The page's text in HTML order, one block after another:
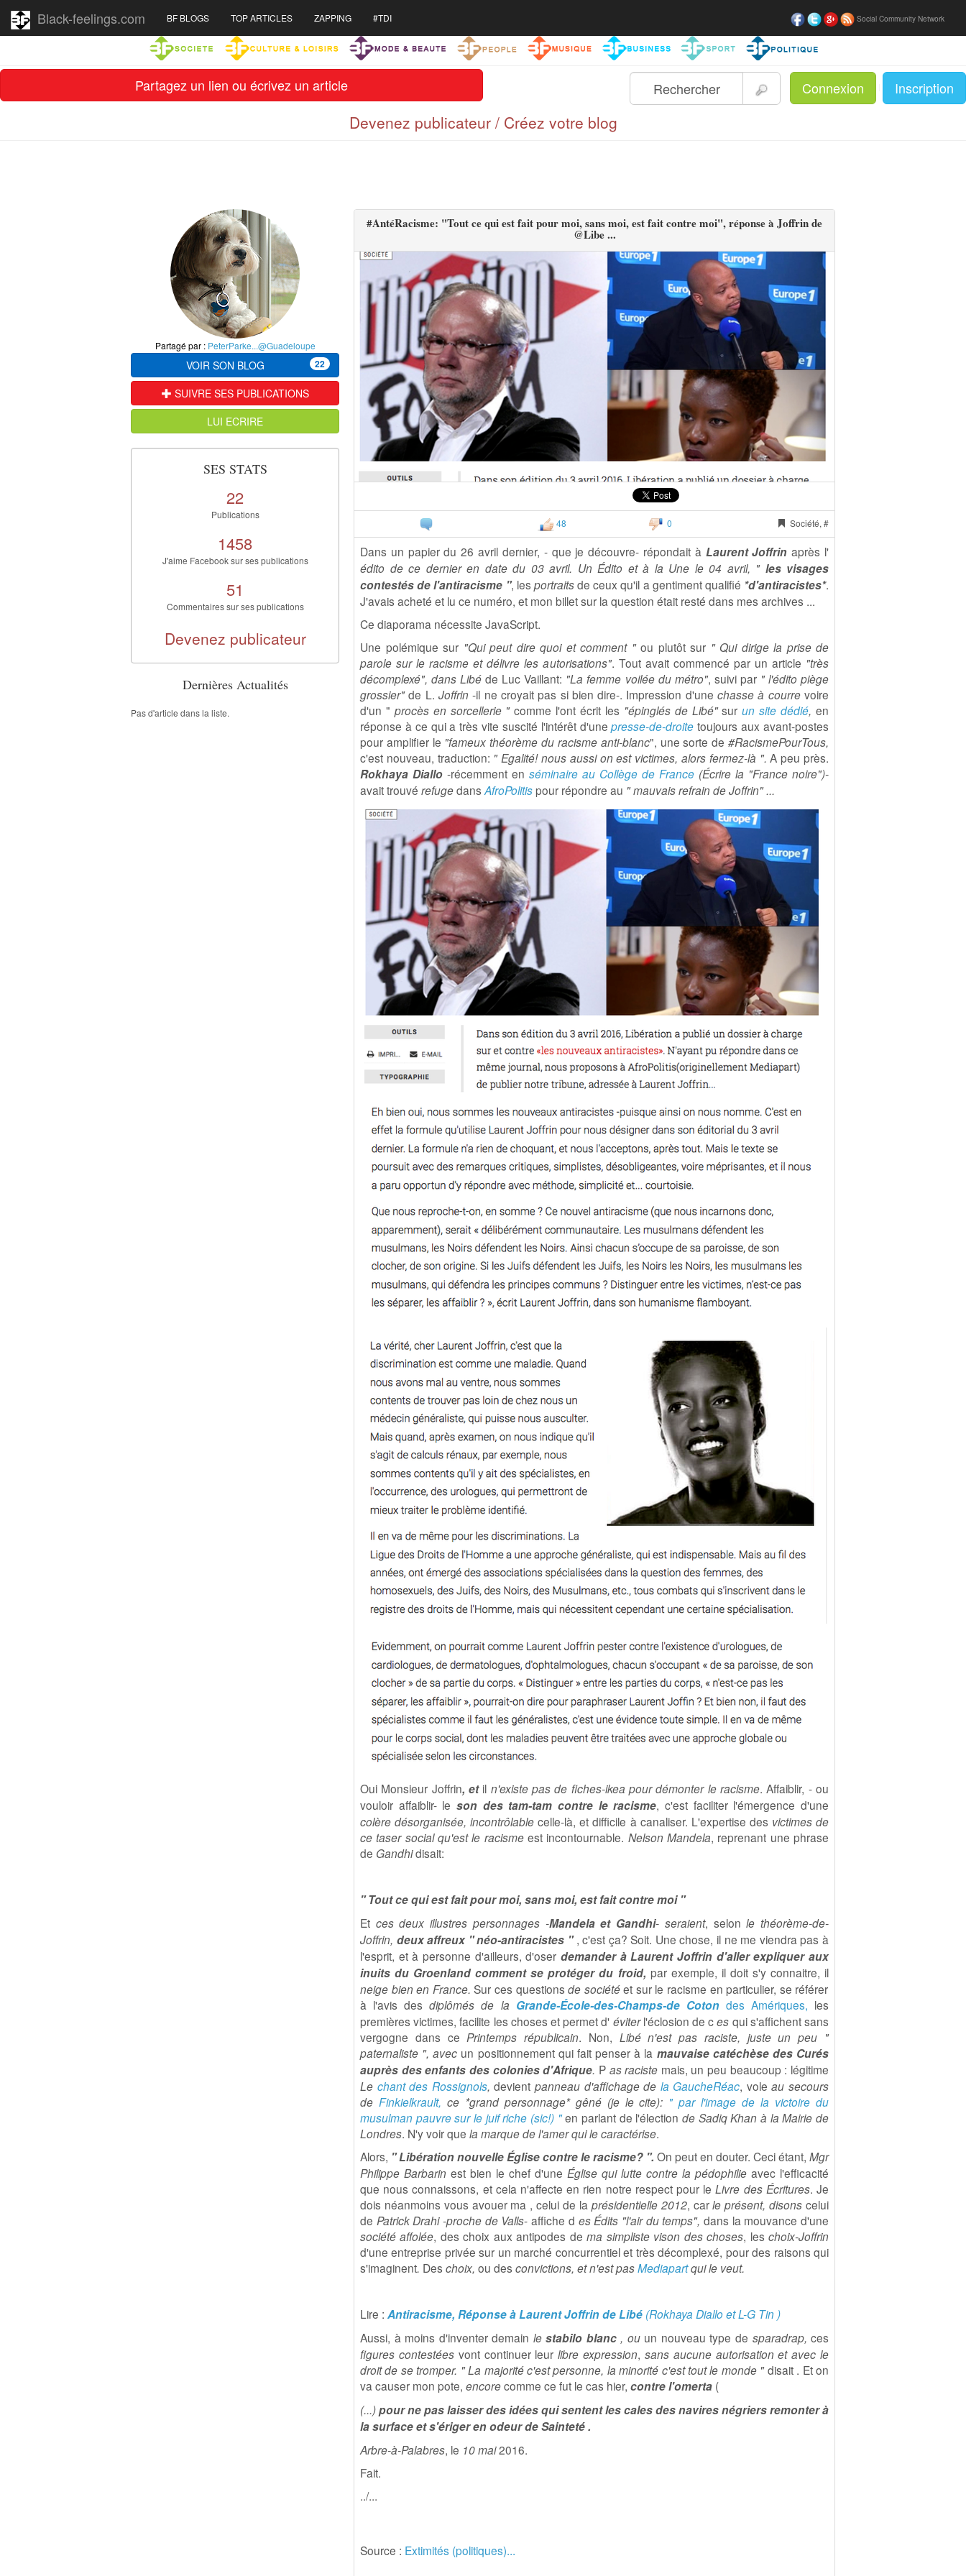
Partagez un lien ou écrivez un article Connexion Inscription
Black-feelings.com Social Community Network
BF BLOGS TOP ARTICLES ZAPPING #TDI
Devenez publicateur / Créez votre blog
#AntéRacisme: "Tout ce qui est fait pour moi, sans moi, est fait contre moi", réponse à Joffrin de
@Libe ...
48 0 Société, #
Dans un papier du 26 avril dernier, - que je découvre- répondait à Laurent Joffrin après l'
édito de ce dernier en date du 03 avril. Un Édito et à la Une le 04 avril, " les visages
contestés de l'antiracisme ", les portraitsde ceux qu'il a gentiment qualifié *d'antiracistes*.
J'avais acheté et lu ce numéro, et mon billet sur la question était resté dans mes archives ...
Ce diaporama nécessite JavaScript.
Une polémique sur "Qui peut dire quoi et comment " ou plutôt sur " Qui dirige la prise de
parole sur le racisme et délivre les autorisations". Tout avait commencé par un article "très
décomplexé", dans Libéde Luc Vaillant: "La femme voilée du métro", suivi par " l'édito piège
grossier"de L. Joffrin-il ne croyait pas si bien dire-. Impression d'unechasse à courre voire
d'un " procès en sorcellerie "comme l'ont écrit les "épinglés de Libé"surun site dédié,en
réponse à ce qui a très vite suscité l'intérêt d'unepresse-de-droite toujours aux avant-postes
pour amplifier le "fameuxthéorème du racisme anti-blanc", une sorte de#RacismePourTous,
c'est nouveau, traduction: " Egalité! nous aussi on est victimes, alors fermez-là ".A peu près.
Rokhaya Diallo -récemment en séminaire au Collège de France (Écrire la "France noire")-
avait trouvé refugedans AfroPolitispour répondre au " mauvais refrain de Joffrin" ...
Oui Monsieur Joffrin, et il n'existe pas de fiches-ikea pour démonter le racisme. Affaiblir, - ou
vouloir affaiblir- le son des tam-tam contre le racisme, c'est faciliter l'émergence d'une
colère désorganisée, incontrôlable celle-là, et difficile à canaliser. L'expertise des victimes de
ce taser social qu'est le racismeest incontournable. Nelson Mandela, reprenant une phrase
de Gandhidisait:
" Tout ce qui est fait pour moi, sans moi, est fait contre moi "
Et ces deux illustres personnages -Mandela et Gandhi- seraient, selonle théorème-de-
Joffrin, deux affreux " néo-antiracistes ", c'est ça? Soit. Une chose, il ne me viendra pas à
l'esprit, et à personne d'ailleurs, d'oser demander à Laurent Joffrin d'aller expliquer aux
inuits du Groenland comment se protéger du froid, par exemple, il doit s'y connaitre, il
neige bien en France.Sur ces questionsde sociétéet sur le racisme en particulier, se référer
à l'avis desdiplômés de la Grande-École-des-Champs-de Coton des Amériques, les
premières victimes, facilite les choses et permet d' éviterl'éclosion de ces qui s'affichent sans
vergogne dans ce Printemps républicain. Non, Libé n'est pas raciste, juste un peu "
paternaliste ", avec un positionnement qui fait penser à la mauvaise catéchèse des Curés
auprès des enfants des colonies d'Afrique. P as raciste mais, un peu beaucoup : légitime
Le chant des Rossignols, devient panneau d'affichage de la GaucheRéac, voleau secours
de Finkielkrault, ce *grand personnage* gêné (je le cite): " par l'image de la victoire du
musulman pauvre sur le juif riche (sic!) " en parlant de l'électionde Sadiq Khan à la Mairie de
Londres. N'y voir que la marque de l'amer qui le caractérise.
Alors, " Libération nouvelle Église contre le racisme? ". On peut en douter. Ceci étant, Mgr
Philippe Barbarin est bien le chef d'une Église qui lutte contre la pédophilie avec l'efficacité
que nous connaissons, et cela n'affecte en rien notre respect pour leLivre des Écritures. Je
dois néanmoins vous avouer ma , celui de la présidentielle 2012, carle présent, disons celui
de Patrick Drahi -proche de Valls- affiche d es Édits "l'air du temps", dans la mouvance d'une
société affolée, des choix aux antipodes dema simpliste vison des choses, leschoix-Joffrin
d'une entreprise privée sur un marché concurrentiel et très décomplexé, pour des raisons qui
s'imaginent. Des choix, ou des convictions, etn'est pasMediapartqui le veut.
Lire : Antiracisme, Réponse à Laurent Joffrin de Libé (Rokhaya Diallo et L-G Tin )
Aussi, à moins d'inventer demain lestabilo blanc, ou un nouveau type de sparadrap, ces
figures contestéesvont continuer leurlibre expression, sans aucune autorisation et avec le
droit de se tromper. " La majorité c'est personne, la minorité c'est tout le monde "disait . Et on
va causer mon pote, encorecomme ce fut le cas hier, contre l'omerta (
(...)pour ne pas laisser des idées qui sentent les cales des navires négriers remonter à
la surface et s'ériger en odeur de Sainteté.
Arbre-à-Palabres, le 10 mai2016.
Fait.
../...
Source : Extimités (politiques)...
Partagé par : PeterParke...@Guadeloupe
VOIR SON BLOG 22
SUIVRE SES PUBLICATIONS
LUI ECRIRE
SES STATS
22
Publications
1458
J'aime Facebook sur ses publications
51
Commentaires sur ses publications
Devenez publicateur
Dernières Actualités
Pas d'article dans la liste.